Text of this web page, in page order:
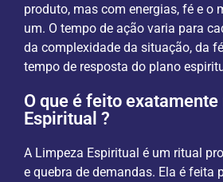
produto, mas com energias, fé e o
um. O tempo de ação varia para
da complexidade da situação, da
tempo de resposta do plano
O que é feito
Espiritual ?
A Limpeza Espiritual é um ritual
e quebra de demandas. Ela é feita